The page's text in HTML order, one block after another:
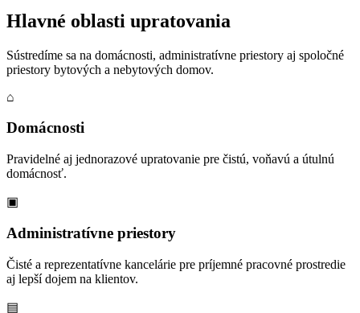
Hlavné oblasti upratovania
Sústredíme sa na domácnosti, administratívne priestory aj spoločné
priestory bytových a nebytových domov.
⌂
Domácnosti
Pravidelné aj jednorazové upratovanie pre čistú, voňavú a útulnú
domácnosť.
▣
Administratívne priestory
Čisté a reprezentatívne kancelárie pre príjemné pracovné prostredie
aj lepší dojem na klientov.
▤